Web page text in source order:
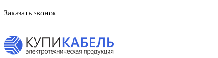
Заказать звонок